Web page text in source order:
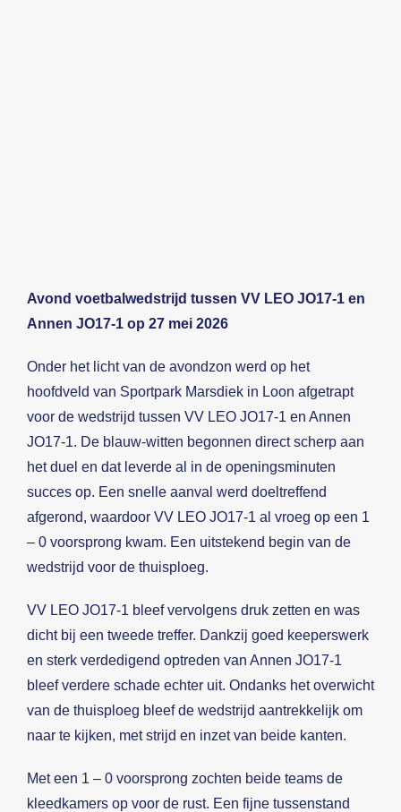
Avond voetbalwedstrijd tussen VV LEO JO17-1 en
Annen JO17-1 op 27 mei 2026
Onder het licht van de avondzon werd op het
hoofdveld van Sportpark Marsdiek in Loon afgetrapt
voor de wedstrijd tussen VV LEO JO17-1 en Annen
JO17-1. De blauw-witten begonnen direct scherp aan
het duel en dat leverde al in de openingsminuten
succes op. Een snelle aanval werd doeltreffend
afgerond, waardoor VV LEO JO17-1 al vroeg op een 1
– 0 voorsprong kwam. Een uitstekend begin van de
wedstrijd voor de thuisploeg.
VV LEO JO17-1 bleef vervolgens druk zetten en was
dicht bij een tweede treffer. Dankzij goed keeperswerk
en sterk verdedigend optreden van Annen JO17-1
bleef verdere schade echter uit. Ondanks het overwicht
van de thuisploeg bleef de wedstrijd aantrekkelijk om
naar te kijken, met strijd en inzet van beide kanten.
Met een 1 – 0 voorsprong zochten beide teams de
kleedkamers op voor de rust. Een fijne tussenstand